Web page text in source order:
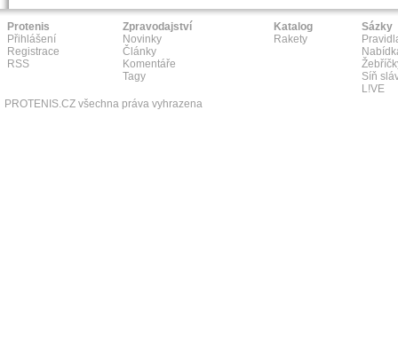
Protenis
Přihlášení
Registrace
RSS
Zpravodajství
Novinky
Články
Komentáře
Tagy
Katalog
Rakety
Sázky
Síň
L!VE
PROTENIS.CZ všechna práva vyhrazena